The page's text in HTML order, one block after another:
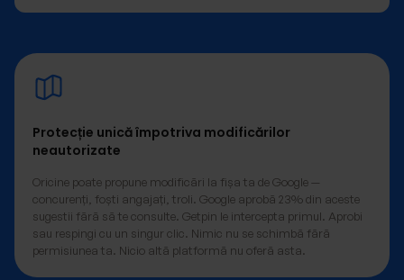
Protecție unică împotriva modificărilor
neautorizate
Oricine poate propune modificări la fișa ta de Google —
concurenți, foști angajați, troli. Google aprobă 23% din aceste
sugestii fără să te consulte. Getpin le intercepta primul. Aprobi
sau respingi cu un singur clic. Nimic nu se schimbă fără
permisiunea ta. Nicio altă platformă nu oferă asta.